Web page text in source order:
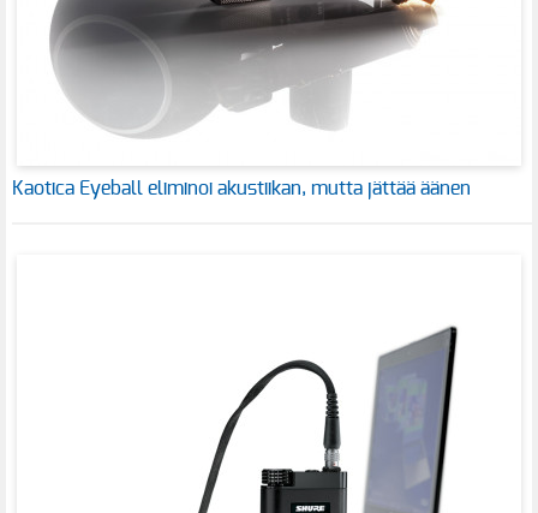
Kaotica Eyeball eliminoi akustiikan, mutta jättää äänen